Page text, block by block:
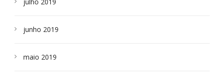
junho 2019
maio 2019